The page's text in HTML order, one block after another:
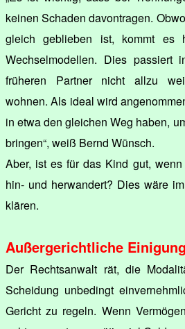
keinen Schaden davontragen.
gleich geblieben ist, kommt es
Wechselmodellen. Dies passiert
früheren Partner nicht allzu
wohnen. Als ideal wird
in etwa den gleichen Weg haben,
bringen“, weiß Bernd Wünsch.
Aber, ist es für das Kind gut,
hin- und herwandert? Dies wäre
klären.
Außergerichtliche Einigung
Der Rechtsanwalt rät, die
Scheidung unbedingt
Gericht zu regeln. Wenn